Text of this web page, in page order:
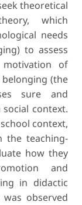
theoretical
which
needs
to assess
of
(the
sure and
context.
context,
the teaching-
how they
and
in didactic
observed